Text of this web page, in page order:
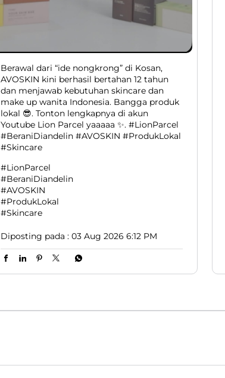
Berawal dari “ide nongkrong” di Kosan,
AVOSKIN kini berhasil bertahan 12 tahun
dan menjawab kebutuhan skincare dan
make up wanita Indonesia. Bangga produk
lokal 😎. Tonton lengkapnya di akun
Youtube Lion Parcel yaaaaa ✨. #LionParcel
#BeraniDiandelin #AVOSKIN #ProdukLokal
#Skincare
#LionParcel
#BeraniDiandelin
#AVOSKIN
#ProdukLokal
#Skincare
Diposting pada : 03 Aug 2026 6:12 PM